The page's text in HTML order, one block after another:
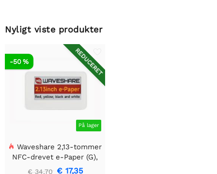
Nyligt viste produkter
REDUCERET
På lager
-50 %
Waveshare 2,13-tommer
NFC-drevet e-Paper (G),
rød / gul / sort / hvid 4-
€ 34,70 € 17,35